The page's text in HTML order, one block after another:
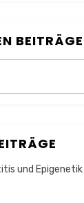
und Epigenetik